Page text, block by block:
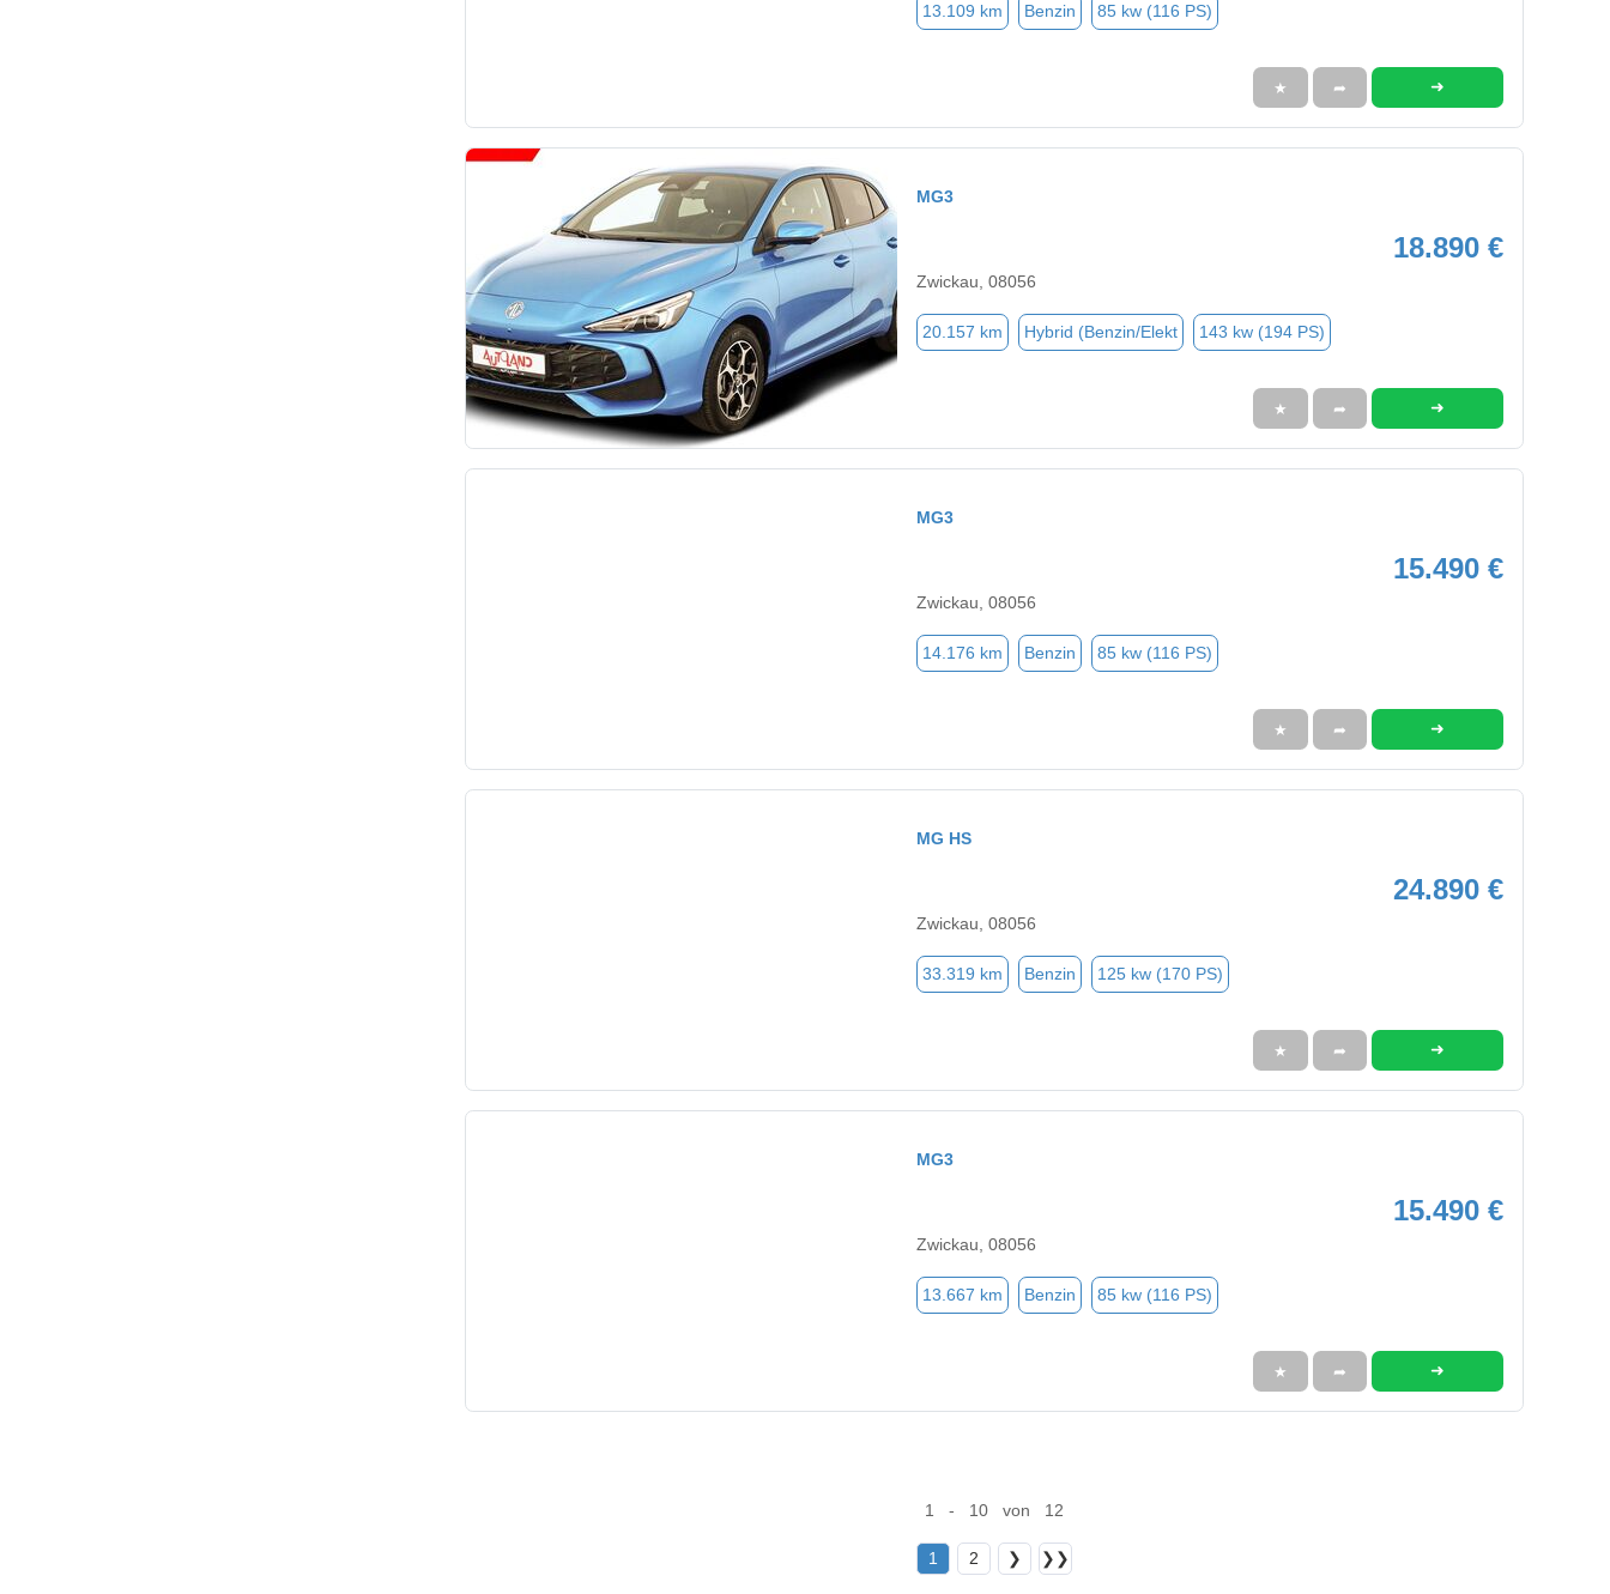
13.109 km Benzin 85 kw (116 PS)
★ ➦ ➜
MG3
18.890 €
Zwickau, 08056
20.157 km Hybrid (Benzin/Elekt 143 kw (194 PS)
★ ➦ ➜
MG3
15.490 €
Zwickau, 08056
14.176 km Benzin 85 kw (116 PS)
★ ➦ ➜
MG HS
24.890 €
Zwickau, 08056
33.319 km Benzin 125 kw (170 PS)
★ ➦ ➜
MG3
15.490 €
Zwickau, 08056
13.667 km Benzin 85 kw (116 PS)
★ ➦ ➜
1 - 10 von 12
1 2 ❯ ❯❯